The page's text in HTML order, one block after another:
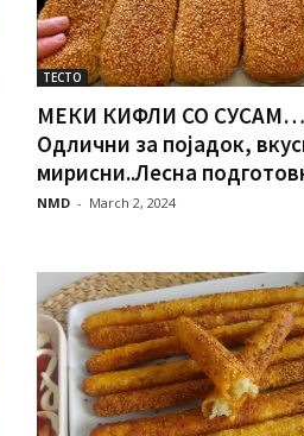
ТЕСТО
МЕКИ КИФЛИ СО СУСАМ…
Одлични за појадок,
мирисни..Лесна
NMD - March 2, 2024